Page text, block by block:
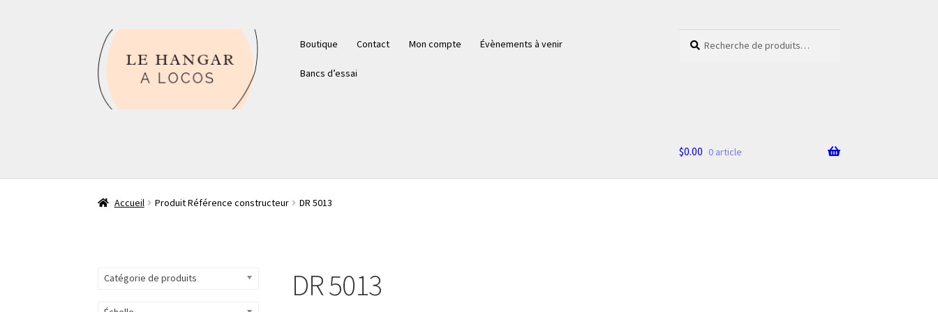
Aller
à
la
navigation
Aller
au
contenu
Boutique Contact Mon compte Évènements à venir
Bancs d’essai
pour :
$0.00 0 article
Accueil Produit Référence constructeur DR 5013
DR 5013
Catégorie de produits